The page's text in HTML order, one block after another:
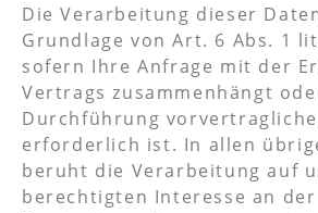
Die Verarbeitung dieser
Grundlage von Art. 6 Abs. 1
sofern Ihre Anfrage mit der
Vertrags zusammenhängt
Durchführung
erforderlich ist. In allen
beruht die Verarbeitung auf
berechtigten Interesse an